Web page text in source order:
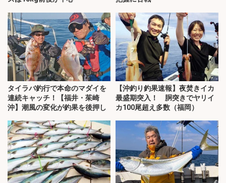
タイラバ釣行で本命のマダイを
連続キャッチ！【福井・茱崎
沖】潮風の変化が釣果を後押し
【沖釣り釣果速報】夜焚きイカ
最盛期突入！ 胴突きでヤリイ
カ100尾超え多数（福岡）